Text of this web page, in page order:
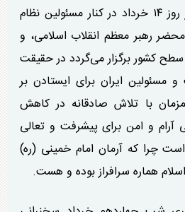
در حرم امام خمینی در روز ۱۴ خرداد در کنار مسئولین نظام
رهبر معظم انقلاب اسلامی، و
کشور برگزار می‌گردد در حقیقت
مسئولین ایران برای ایستادن بر
با تلاش صادقانه در کاهش
و امن برای پیشرفت و تعالی
چرا که آرمان امام خمینی (ره)
هماره سرافراز بوده و هست.